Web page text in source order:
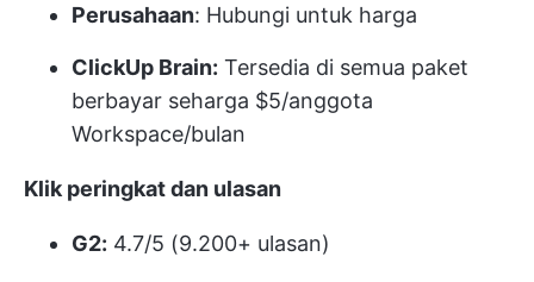
Perusahaan: Hubungi untuk harga
ClickUp Brain: Tersedia di semua paket
berbayar seharga $5/anggota
Workspace/bulan
Klik peringkat dan ulasan
G2: 4.7/5 (9.200+ ulasan)